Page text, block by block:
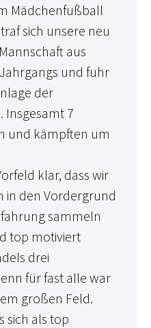
Mädchenfußball
sich unsere neu
aus
und fuhr
der
Insgesamt 7
und kämpften um
klar, dass wir
in den Vordergrund
sammeln
top motiviert
drei
für fast alle war
großen Feld.
sich als top